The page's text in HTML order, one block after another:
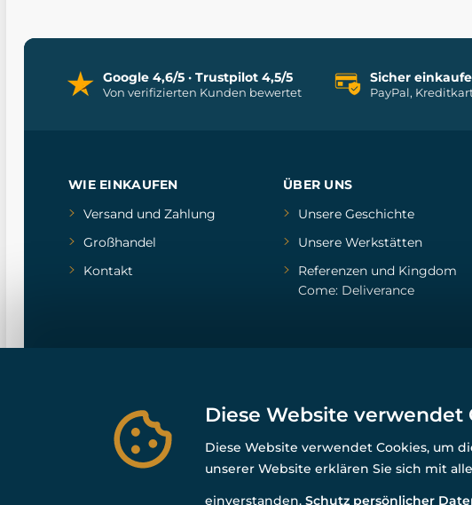
Google 4,6/5 · Trustpilot 4,5/5
Von verifizierten Kunden bewertet
Sicher
PayPal,
WIE EINKAUFEN
Versand und Zahlung
Großhandel
Kontakt
ÜBER UNS
Unsere Geschichte
Unsere Werkstätten
Referenzenund Kingdom
Come: Deliverance
©
Diese Website verwendet
Diese Website verwendet Cookies, um
unserer Website erklären Sie sich mit
einverstanden. Schutz persönlicher